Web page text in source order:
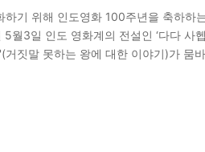
기 위해 인도영화 100주년을 축하하
월3일 인도 영화계의 전설인 ‘다다 사
짓말 못하는 왕에 대한 이야기)가 뭄
…